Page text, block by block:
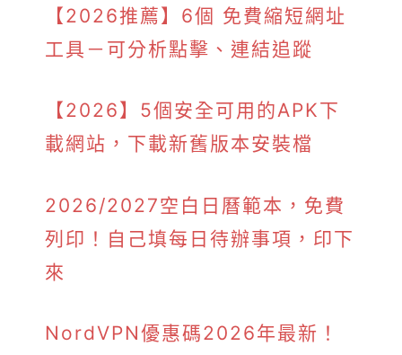
【2026推薦】6個 免費縮短網址
工具－可分析點擊、連結追蹤
【2026】5個安全可用的APK下
載網站，下載新舊版本安裝檔
2026/2027空白日曆範本，免費
列印！自己填每日待辦事項，印下
來
NordVPN優惠碼2026年最新！